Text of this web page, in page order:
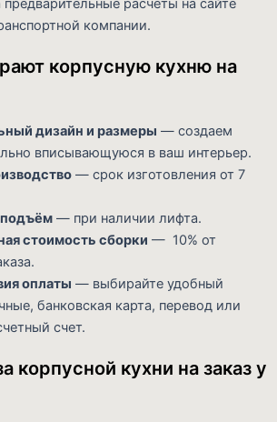
предварительные расчёты на сайте
компании.
корпусную кухню на
дизайн и размеры — создаем
вписывающуюся в ваш интерьер.
— срок изготовления от 7
— при наличии лифта.
стоимость сборки — 10% от
оплаты — выбирайте удобный
банковская карта, перевод или
счет.
корпусной кухни на заказ у